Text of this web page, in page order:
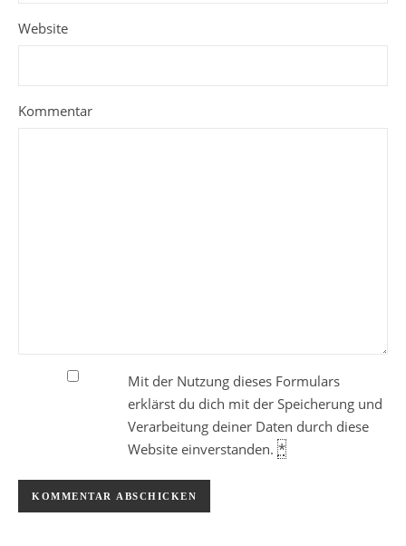
Website
Kommentar
Mit der Nutzung dieses Formulars
erklärst du dich mit der Speicherung und
Verarbeitung deiner Daten durch diese
Website einverstanden. *